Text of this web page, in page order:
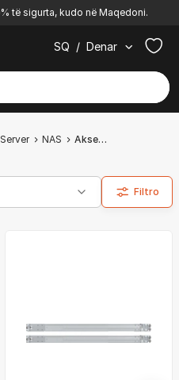
të sigurta, kudo në Maqedoni.
SQ / Denar
Server NAS Aksesorë
Filtro